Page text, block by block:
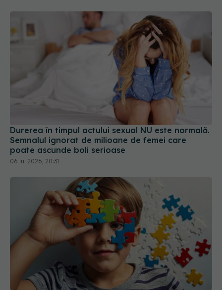
Durerea în timpul actului sexual NU este normală.
Semnalul ignorat de milioane de femei care
poate ascunde boli serioase
06 iul 2026, 20:31